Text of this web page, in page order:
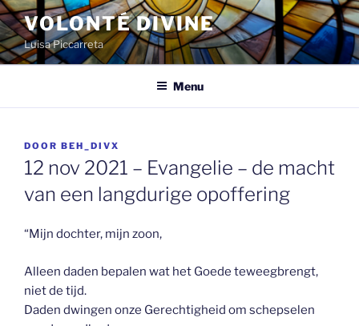
Spring
naar
de
inhoud
VOLONTÉ DIVINE
Luisa Piccarreta
Menu
GEPLAATST
OP
DOOR BEH_DIVX
12 nov 2021 – Evangelie – de macht
van een langdurige opoffering
“Mijn dochter, mijn zoon,
Alleen daden bepalen wat het Goede teweegbrengt,
niet de tijd.
Daden dwingen onze Gerechtigheid om schepselen